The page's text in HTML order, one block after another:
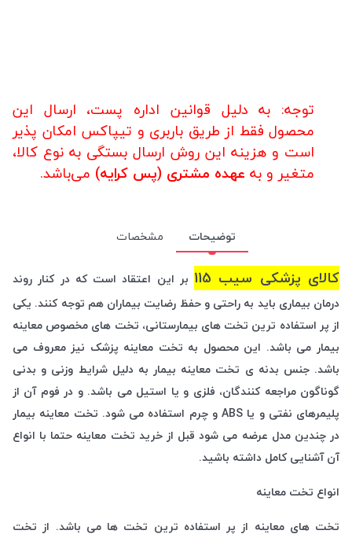
توجه: به دلیل قوانین اداره پست، ارسال این
محصول فقط از طریق باربری و تیپاکس امکان پذیر
است و هزینه این روش ارسال بستگی به نوع کالا،
متغیر و به عهده مشتری (پس کرایه) می‌باشد.
توضیحات مشخصات
کالای پزشکی سیب 115
بر این اعتقاد است که در کنار روند
درمان بیماری باید به راحتی و حفظ رضایت بیماران هم توجه کنند. یکی
از پر استفاده ترین تخت های بیمارستانی، تخت های مخصوص معاینه
بیمار می باشد. این محصول به تخت معاینه پزشک نیز معروف می
باشد. جنس بدنه ی تخت معاینه بیمار به دلیل شرایط وزنی و بدنی
گوناگون مراجعه کنندگان، فلزی و یا استیل می باشد. و در فوم آن از
پلیمرهای نفتی و یا ABS و چرم استفاده می شود. تخت معاینه بیمار
در چندین مدل عرضه می شود قبل از خرید تخت معاینه حتما با انواع
آن آشنایی کامل داشته باشید.
انواع تخت معاینه
تخت های معاینه از پر استفاده ترین تخت ها می باشد. از تخت